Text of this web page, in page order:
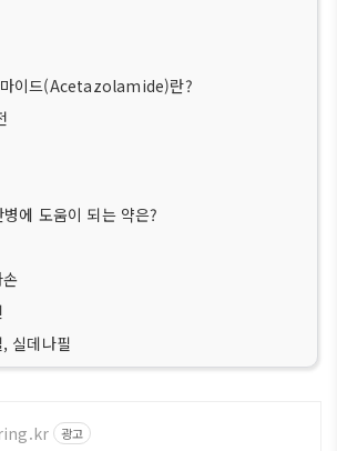
마이드(Acetazolamide)란?
에 도움이 되는 약은?
실데나필
광고